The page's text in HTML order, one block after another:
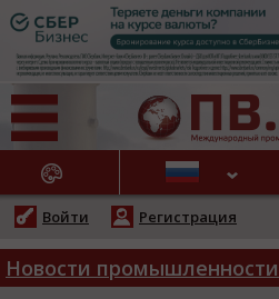
НОВОСТИ
Войти Регистрация
Новости промышленности